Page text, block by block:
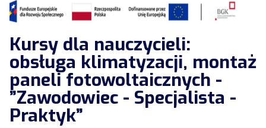
Kursy dla nauczycieli:
obsługa klimatyzacji, montaż
paneli fotowoltaicznych -
”Zawodowiec - Specjalista -
Praktyk”